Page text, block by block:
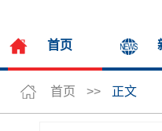
首页
首页 >> 正文